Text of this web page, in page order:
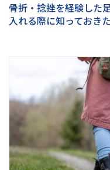
骨折・捻挫を経験した
入れる際に知っておき